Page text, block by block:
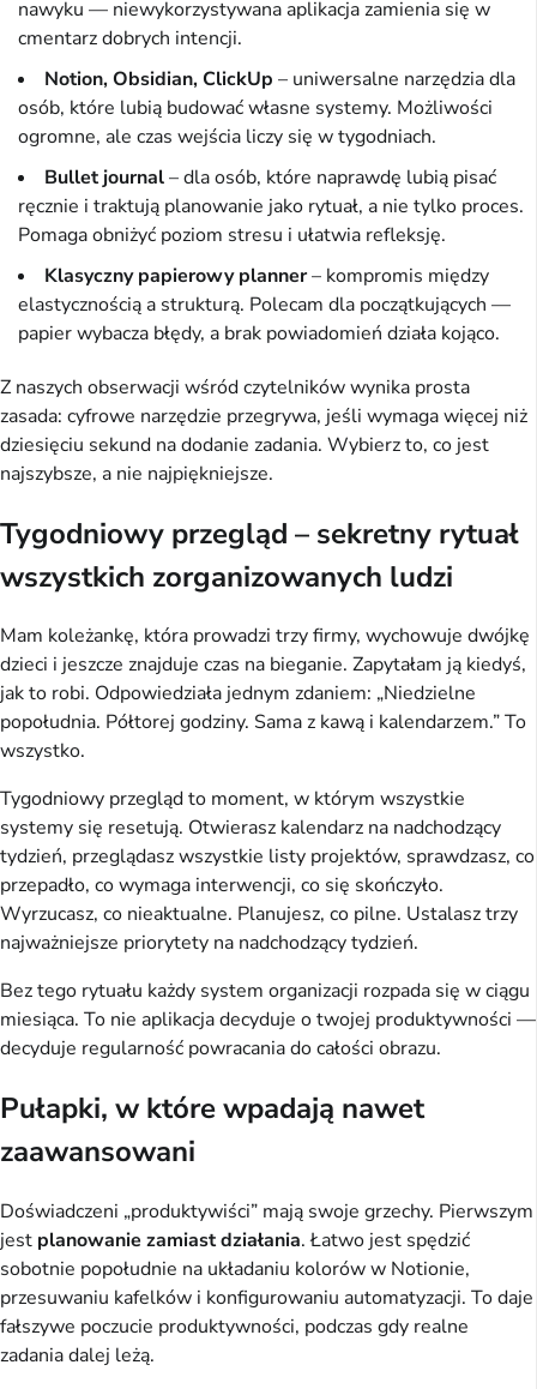
nawyku — niewykorzystywana aplikacja zamienia się w
cmentarz dobrych intencji.
Notion, Obsidian, ClickUp – uniwersalne narzędzia dla
osób, które lubią budować własne systemy. Możliwości
ogromne, ale czas wejścia liczy się w tygodniach.
Bullet journal– dla osób, które naprawdę lubią pisać
ręcznie i traktują planowanie jako rytuał, a nie tylko proces.
Pomaga obniżyć poziom stresu i ułatwia refleksję.
Klasyczny papierowy planner– kompromis między
elastycznością a strukturą. Polecam dla początkujących —
papier wybacza błędy, a brak powiadomień działa kojąco.
Z naszych obserwacji wśród czytelników wynika prosta
zasada: cyfrowe narzędzie przegrywa, jeśli wymaga więcej niż
dziesięciu sekund na dodanie zadania. Wybierz to, co jest
najszybsze, a nie najpiękniejsze.
Tygodniowy przegląd – sekretny rytuał
wszystkich zorganizowanych ludzi
Mam koleżankę, która prowadzi trzy firmy, wychowuje dwójkę
dzieci i jeszcze znajduje czas na bieganie. Zapytałam ją kiedyś,
jak to robi. Odpowiedziała jednym zdaniem: „Niedzielne
popołudnia. Półtorej godziny. Sama z kawą i kalendarzem.” To
wszystko.
Tygodniowy przegląd to moment, w którym wszystkie
systemy się resetują. Otwierasz kalendarz na nadchodzący
tydzień, przeglądasz wszystkie listy projektów, sprawdzasz, co
przepadło, co wymaga interwencji, co się skończyło.
Wyrzucasz, co nieaktualne. Planujesz, co pilne. Ustalasz trzy
najważniejsze priorytety na nadchodzący tydzień.
Bez tego rytuału każdy system organizacji rozpada się w ciągu
miesiąca. To nie aplikacja decyduje o twojej produktywności —
decyduje regularność powracania do całości obrazu.
Pułapki, w które wpadają nawet
zaawansowani
Doświadczeni „produktywiści” mają swoje grzechy. Pierwszym
jest planowanie zamiast działania. Łatwo jest spędzić
sobotnie popołudnie na układaniu kolorów w Notionie,
przesuwaniu kafelków i konfigurowaniu automatyzacji. To daje
fałszywe poczucie produktywności, podczas gdy realne
zadania dalej leżą.